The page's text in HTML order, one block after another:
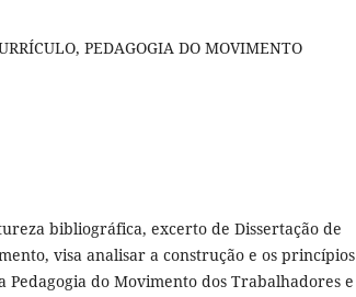
PEDAGOGIA DO MOVIMENTO
bibliográfica, excerto de Dissertação de
visa analisar a construção e os princípios
do Movimento dos Trabalhadores e